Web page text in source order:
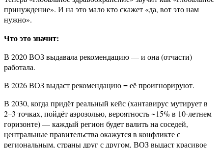
принуждение». И на это мало кто скажет «да, вот это нам
нужно».
Что это значит:
В 2020 ВОЗ выдавала рекомендацию — и она (отчасти)
работала.
В 2026 ВОЗ выдаст рекомендацию = её проигнорируют.
В 2030, когда придёт реальный кейс (хантавирус мутирует в
2–3 точках, пойдёт аэрозолью, вероятность ~15% в 10-летнем
горизонте) — каждый регион будет валить на соседей,
центральные правительства окажутся в конфликте с
региональным, страны друг с другом, ВОЗ выдаст красивое